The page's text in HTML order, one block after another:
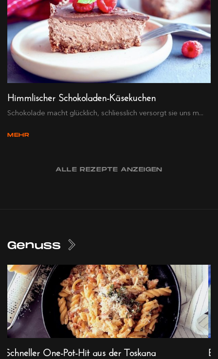
Himmlischer Schokoladen-Käsekuchen
Schokolade macht glücklich, schliesslich versorgt sie uns m...
MEHR
ALLE REZEPTE ANZEIGEN
Genuss
Schneller One-Pot-Hit aus der Toskana